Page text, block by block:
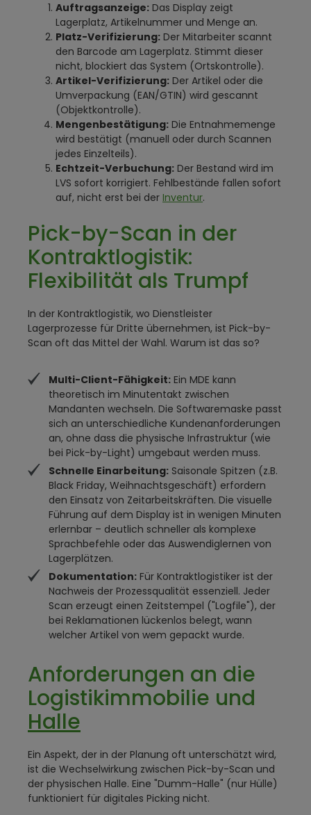
Auftragsanzeige: Das Display zeigt
Lagerplatz, Artikelnummer und Menge an.
Platz-Verifizierung: Der Mitarbeiter scannt
den Barcode am Lagerplatz. Stimmt dieser
nicht, blockiert das System (Ortskontrolle).
Artikel-Verifizierung: Der Artikel oder die
Umverpackung (EAN/GTIN) wird gescannt
(Objektkontrolle).
Mengenbestätigung: Die Entnahmemenge
wird bestätigt (manuell oder durch Scannen
jedes Einzelteils).
Echtzeit-Verbuchung: Der Bestand wird im
LVS sofort korrigiert. Fehlbestände fallen sofort
auf, nicht erst bei der Inventur.
Pick-by-Scan in der
Kontraktlogistik:
Flexibilität als Trumpf
In der Kontraktlogistik, wo Dienstleister
Lagerprozesse für Dritte übernehmen, ist Pick-by-
Scan oft das Mittel der Wahl. Warum ist das so?
Multi-Client-Fähigkeit: Ein MDE kann
theoretisch im Minutentakt zwischen
Mandanten wechseln. Die Softwaremaske passt
sich an unterschiedliche Kundenanforderungen
an, ohne dass die physische Infrastruktur (wie
bei Pick-by-Light) umgebaut werden muss.
Schnelle Einarbeitung: Saisonale Spitzen (z.B.
Black Friday, Weihnachtsgeschäft) erfordern
den Einsatz von Zeitarbeitskräften. Die visuelle
Führung auf dem Display ist in wenigen Minuten
erlernbar – deutlich schneller als komplexe
Sprachbefehle oder das Auswendiglernen von
Lagerplätzen.
Dokumentation: Für Kontraktlogistiker ist der
Nachweis der Prozessqualität essenziell. Jeder
Scan erzeugt einen Zeitstempel ("Logfile"), der
bei Reklamationen lückenlos belegt, wann
welcher Artikel von wem gepackt wurde.
Anforderungen an die
Logistikimmobilie und
Halle
Ein Aspekt, der in der Planung oft unterschätzt wird,
ist die Wechselwirkung zwischen Pick-by-Scan und
der physischen Halle. Eine "Dumm-Halle" (nur Hülle)
funktioniert für digitales Picking nicht.